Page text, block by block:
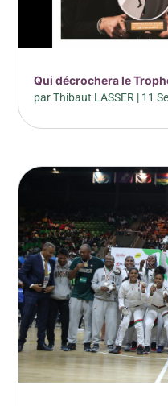
Qui décrochera le
parThibaut LASSER | 11